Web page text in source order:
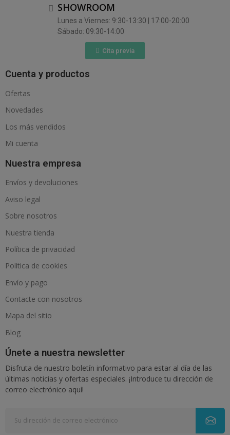
SHOWROOM
Lunes a Viernes: 9:30-13:30 | 17:00-20:00
Sábado: 09:30-14:00
Cita previa
Cuenta y productos
Ofertas
Novedades
Los más vendidos
Mi cuenta
Nuestra empresa
Envíos y devoluciones
Aviso legal
Sobre nosotros
Nuestra tienda
Política de privacidad
Política de cookies
Envío y pago
Contacte con nosotros
Mapa del sitio
Blog
Únete a nuestra newsletter
Disfruta de nuestro boletín informativo para estar al día de las
últimas noticias y ofertas especiales. ¡Introduce tu dirección de
correo electrónico aquí!